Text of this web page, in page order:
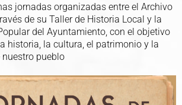
jornadas organizadas entre el Archivo
de su Taller de Historia Local y la
del Ayuntamiento, con el objetivo
historia, la cultura, el patrimonio y la
pueblo